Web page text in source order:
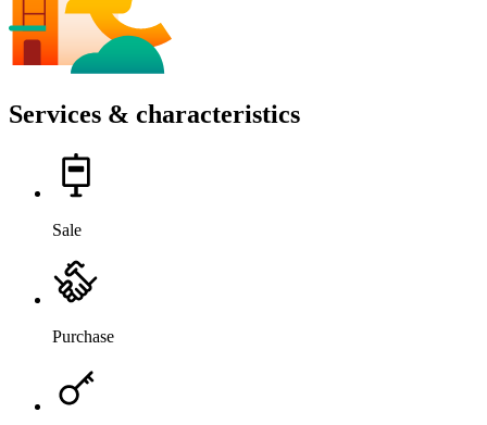
Services & characteristics
Sale
Purchase